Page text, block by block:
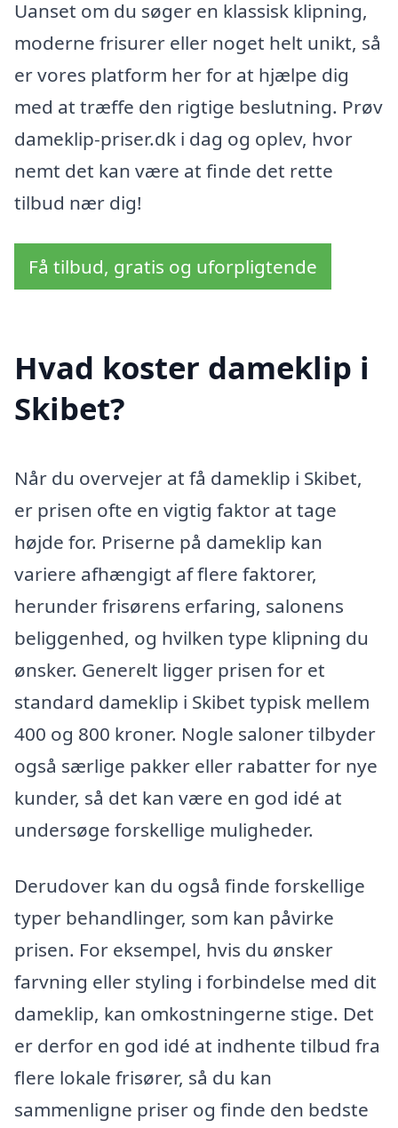
Uanset om du søger en klassisk klipning,
moderne frisurer eller noget helt unikt, så
er vores platform her for at hjælpe dig
med at træffe den rigtige beslutning. Prøv
dameklip-priser.dk i dag og oplev, hvor
nemt det kan være at finde det rette
tilbud nær dig!
Få tilbud, gratis og uforpligtende
Hvad koster dameklip i
Skibet?
Når du overvejer at få dameklip i Skibet,
er prisen ofte en vigtig faktor at tage
højde for. Priserne på dameklip kan
variere afhængigt af flere faktorer,
herunder frisørens erfaring, salonens
beliggenhed, og hvilken type klipning du
ønsker. Generelt ligger prisen for et
standard dameklip i Skibet typisk mellem
400 og 800 kroner. Nogle saloner tilbyder
også særlige pakker eller rabatter for nye
kunder, så det kan være en god idé at
undersøge forskellige muligheder.
Derudover kan du også finde forskellige
typer behandlinger, som kan påvirke
prisen. For eksempel, hvis du ønsker
farvning eller styling i forbindelse med dit
dameklip, kan omkostningerne stige. Det
er derfor en god idé at indhente tilbud fra
flere lokale frisører, så du kan
sammenligne priser og finde den bedste